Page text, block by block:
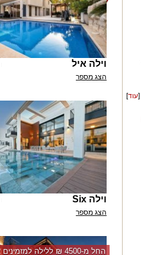
[עוד]
וילה איל
הצג מספר
וילה Six
הצג מספר